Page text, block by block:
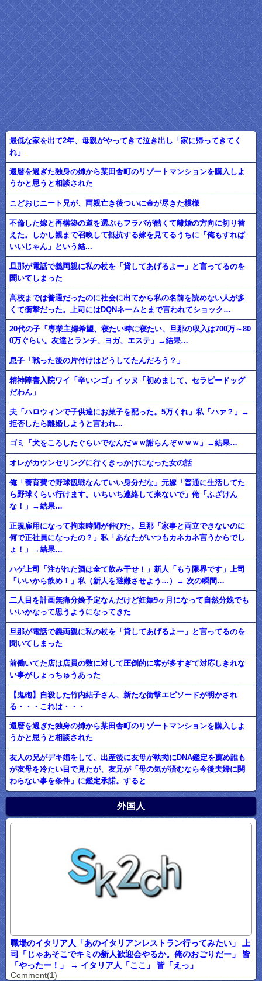
最低な家を出て2年、母親がやってきて泣き出し「家に帰ってきてく
れ」
還暦を過ぎた独身の姉から某田舎町のリゾートマンションを購入しよ
うかと思うと相談された
こどおじニート兄が、両親亡き後ついに金が尽きた模様
不倫した嫁と再構築の道を選ぶもフラバが酷くて離婚の方向に切り替
えた。しかし親まで召喚して抵抗する嫁を見てるうちに「俺もすれば
いいじゃん」という結...
旦那が電話で義両親に私の杖を「貸してあげるよー」と言ってるのを
聞いてしまった
高校までは普通だったのに社会に出てから私の名前を読めない人が多
くて衝撃だった。上司にはDQNネームとまで言われてショック…
20代の子「専業主婦希望、寝たい時に寝たい、旦那の収入は700万～80
0万ぐらい。友達とランチ、ヨガ、エステ」→結果…
息子「戦った後の片付けはどうしてたんだろう？」
精神障害入院ワイ「辛いンゴ」イッヌ「初めまして、セラピードッグ
だわん」
夫「ハロウィンで子供達にお菓子を配った。5万くれ」私「ハァ？」→
拒否したら離婚しようと言われ...
ゴミ「犬をころしたぐらいでなんだｗｗ謝らんぞｗｗｗ」→結果…
オレがカウンセリングに行くきっかけになった女の話
俺「養育費で野球観戦なんていい身分だな」元嫁「普通に生活してた
ら野球くらい行けます。いちいち連絡して来ないで」俺「ふざけん
な！」→結果…
正規雇用になって拘束時間が伸びた。旦那「家事と両立できないのに
何で正社員になったの？」私「あなたがいつもカネカネ言うからでし
ょ！」→結果…
ハゲ上司「注がれた酒は全て飲み干せ！」新人「もう限界です」上司
「いいから飲め！」私（新人を避難させよう…）→ 次の瞬間…
二人目を計画無痛分娩予定なんだけど妊娠9ヶ月になって自然分娩でも
いいかなって思うようになってきた
旦那が電話で義両親に私の杖を「貸してあげるよー」と言ってるのを
聞いてしまった
前働いてた店は店員の数に対して圧倒的に客が多すぎて対応しきれな
い事がしょっちゅうあった
【鬼砲】自殺した竹内結子さん、新たな衝撃エピソードが明かされ
る・・・これは・・・
還暦を過ぎた独身の姉から某田舎町のリゾートマンションを購入しよ
うかと思うと相談された
友人の兄がデキ婚をして、出産後に友母が執拗にDNA鑑定を薦め誰も
が友母を冷たい目で見たが、友兄が「母の気が済むなら今後夫婦に関
わらない事を条件」に鑑定承諾。すると
外国人
職場のイタリア人「あのイタリアンレストラン行ってみたい」 上
司「じゃあそこでキミの新人歓迎会やるか。俺のおごりだー」 皆
「やったー！」 → イタリア人「ここ」 皆「えっ」
Comment(1)